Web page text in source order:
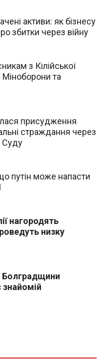
активи: як бізнесу
збитки через війну
та
присудження
страждання через
Суду
путін може напасти
нагородять
низку